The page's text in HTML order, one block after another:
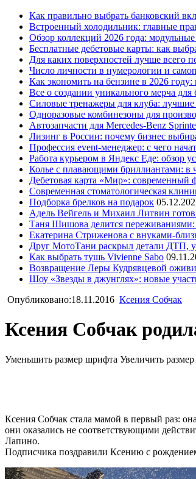
Как правильно выбрать банковский
Встроенный холодильник: главные
Обзор коллекций 2026 года:
Бесплатные дебетовые карты: как
Для каких поверхностей лучше всего
Число личности в нумерологии и
Как экономить на бензине в 2026
Все о создании уникального мерча для
Силовые тренажеры для клуба: лучшие
Одноразовые комбинезоны для
Автозапчасти для Mercedes-Benz
Лизинг в России: почему бизнес
Профессия event-менеджер: с чего
Работа курьером в Яндекс Еде: обзор
Колье с плавающими бриллиантами: в
Дебетовая карта «Мир»: современный
Современная стоматологическая
Подборка брелков на подарок
Адель Вейгель и Михаил Литвин
Таня Шишова делится переживаниями:
Екатерина Стриженова с внуками-
Друг МотоТани раскрыл детали ДТП,
Как выбрать тушь Vivienne Sabo
Возвращение Леры Кудрявцевой
Шоу «Звезды в джунглях»: новые
Опубликовано:18.11.2016 Ксения Собчак
Ксения Собчак
Уменьшить размер шрифта Увеличить
Ксения Собчак стала мамой в первый раз:
они оказались не соответствующими
Лапино.
Подписчика поздравили Ксению с